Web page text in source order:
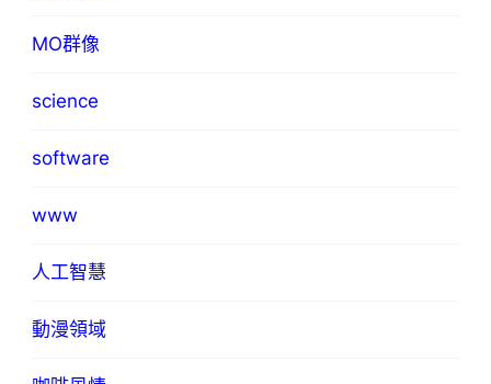
MO群像
science
software
www
人工智慧
動漫領域